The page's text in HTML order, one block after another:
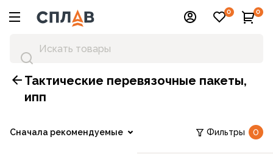
0 0
Тактические перевязочные пакеты,
ипп
Сначала рекомендуемые Фильтры 0